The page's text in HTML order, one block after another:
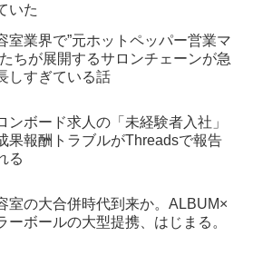
いた
室業界で”元ホットペッパー営業マ
たちが展開するサロンチェーンが急
しすぎている話
ンボード求人の「未経験者入社」
果報酬トラブルがThreadsで報告
る
室の大合併時代到来か。ALBUM×
ーボールの大型提携、はじまる。